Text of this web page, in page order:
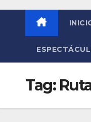
Tag: